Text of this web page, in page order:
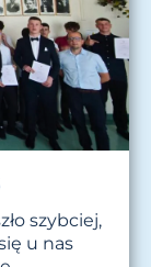
szybciej,
u nas